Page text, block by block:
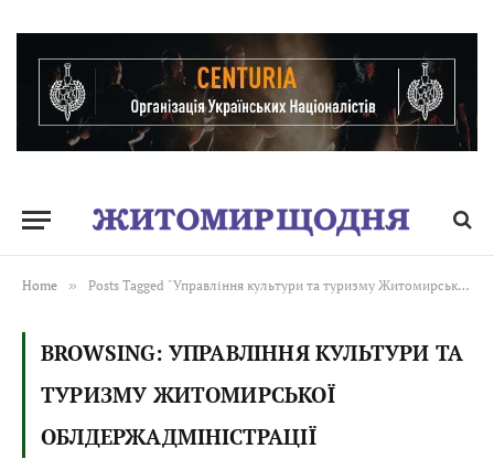
Home » Posts Tagged "Управління культури та туризму Житомирської облдержадміністрації"
BROWSING: УПРАВЛІННЯ КУЛЬТУРИ ТА
ТУРИЗМУ ЖИТОМИРСЬКОЇ
ОБЛДЕРЖАДМІНІСТРАЦІЇ